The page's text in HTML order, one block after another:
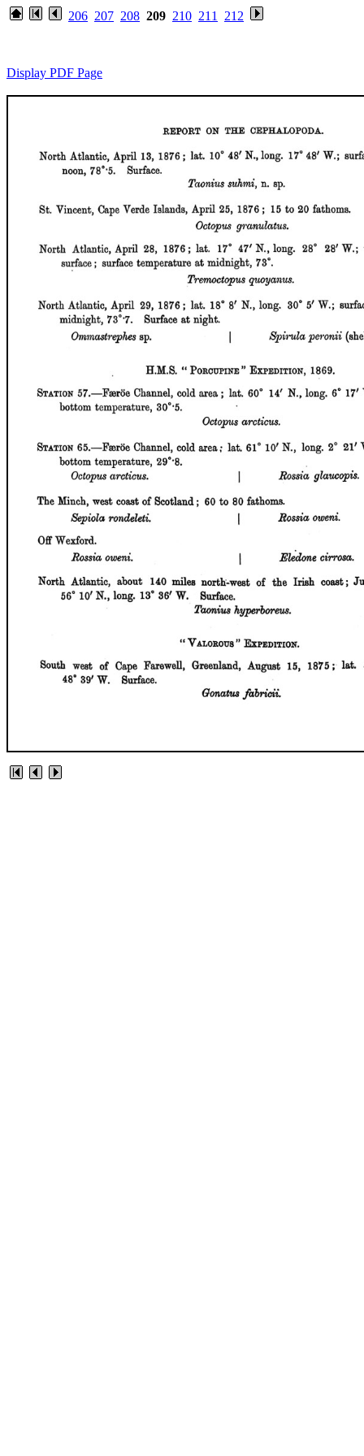
206 207 208 209 210 211 212
Display PDF Page